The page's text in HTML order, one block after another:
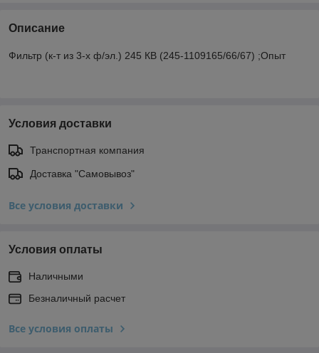
Описание
Фильтр (к-т из 3-х ф/эл.) 245 КВ (245-1109165/66/67) ;Опыт
Условия доставки
Транспортная компания
Доставка "Самовывоз"
Все условия доставки
Условия оплаты
Наличными
Безналичный расчет
Все условия оплаты